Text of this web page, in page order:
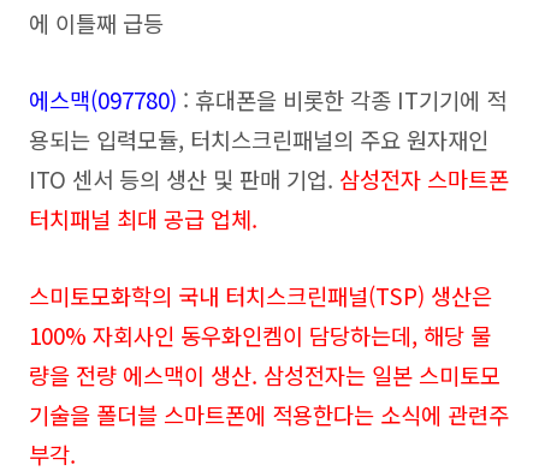
에 이틀째 급등
에스맥(097780) : 휴대폰을 비롯한 각종 IT기기에 적
용되는 입력모듈, 터치스크린패널의 주요 원자재인
ITO 센서 등의 생산 및 판매 기업. 삼성전자 스마트폰
터치패널 최대 공급 업체.
스미토모화학의 국내 터치스크린패널(TSP) 생산은
100% 자회사인 동우화인켐이 담당하는데, 해당 물
량을 전량 에스맥이 생산. 삼성전자는 일본 스미토모
기술을 폴더블 스마트폰에 적용한다는 소식에 관련주
부각.